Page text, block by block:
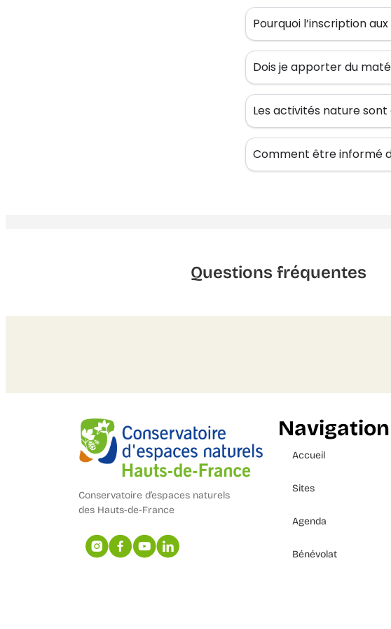
Pourquoi l’inscription
Dois je apporter du
Les activités nature
Comment être informé
Questions fréquentes
Conservatoire d’espaces naturels
des Hauts-de-France
Navigation
Accueil
Sites
Agenda
Bénévolat